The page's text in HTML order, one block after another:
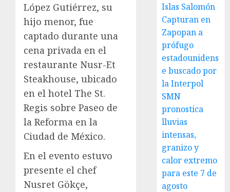
López Gutiérrez, su
hijo menor, fue
captado durante una
cena privada en el
restaurante Nusr-Et
Steakhouse, ubicado
en el hotel The St.
Regis sobre Paseo de
la Reforma en la
Ciudad de México.
En el evento estuvo
presente el chef
Nusret Gökçe,
Islas Salomón
Capturan en
Zapopan a
prófugo
estadounidens
e buscado por
la Interpol
SMN
pronostica
lluvias
intensas,
granizo y
calor extremo
para este 7 de
agosto